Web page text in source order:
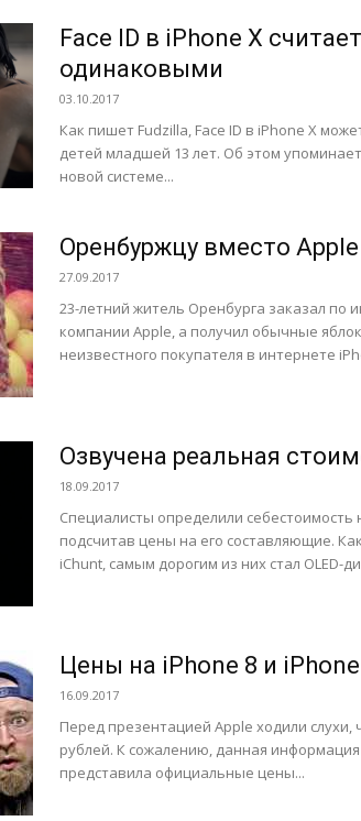
Face ID в iPhone X
одинаковыми
03.10.2017
Как пишет Fudzilla, Face ID в iPhone X
детей младшей 13 лет. Об этом
новой системе...
Оренбуржцу вместо
27.09.2017
23-летний житель Оренбурга заказал по
компании Apple, а получил обычные
неизвестного покупателя в интернете
Озвучена реальная
18.09.2017
Специалисты определили себестоимость
подсчитав цены на его составляющие.
iChunt, самым дорогим из них стал OLED-
Цены на iPhone 8 и
16.09.2017
Перед презентацией Apple ходили слухи,
рублей. К сожалению, данная
представила официальные цены...